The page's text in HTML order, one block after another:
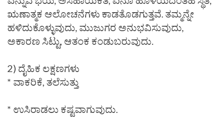
ಋಣಾತ್ಮಕ ಆಲೋಚನೆಗಳು ಕಾಡತೊಡಗುತ್ತವೆ. ತಮ್ಮನ್ನೇ
ಹಳಿದುಕೊಳ್ಳುವುದು, ಮುಜುಗರ ಅನುಭವಿಸುವುದು,
ಅಕಾರಣ ಸಿಟ್ಟು, ಆತಂಕ ಕಂಡುಬರುವುದು.
2) ದೈಹಿಕ ಲಕ್ಷಣಗಳು
* ವಾಕರಿಕೆ, ತಲೆಸುತ್ತು
* ಉಸಿರಾಡಲು ಕಷ್ಟವಾಗುವುದು.